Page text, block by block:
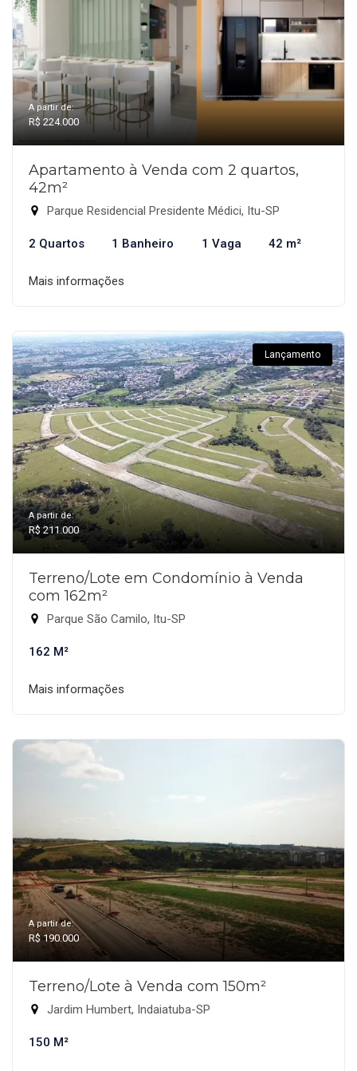
A partir de:
R$ 224.000
Apartamento à Venda com 2 quartos,
42m²
Parque Residencial Presidente Médici, Itu-SP
2 Quartos 1 Banheiro 1 Vaga 42 m²
Mais informações
Lançamento
A partir de:
R$ 211.000
Terreno/Lote em Condomínio à Venda
com 162m²
Parque São Camilo, Itu-SP
162 M²
Mais informações
A partir de:
R$ 190.000
Terreno/Lote à Venda com 150m²
Jardim Humbert, Indaiatuba-SP
150 M²